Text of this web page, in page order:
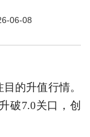
06-08
的升值行情。
破7.0关口，创